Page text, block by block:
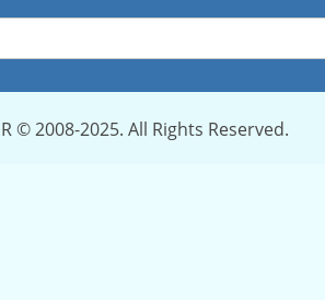
© 2008-2025. All Rights Reserved.